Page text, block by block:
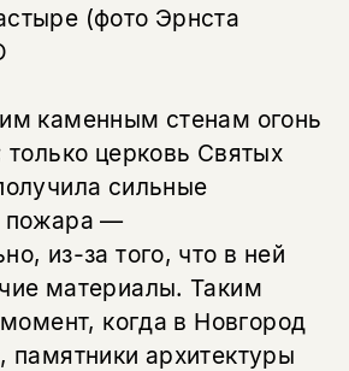
(фото Эрнста
каменным стенам огонь
церковь Святых
сильные
пожара —
из-за того, что в ней
материалы. Таким
когда в Новгород
памятники архитектуры